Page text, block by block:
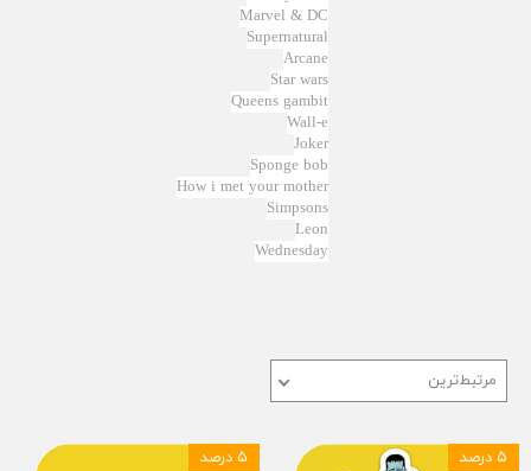
مرتبط‌ترین
۵ درصد ۵ درصد
Marvel & DC
Supernatural
Arcane
Star wars
Queens gambit
Wall-e
Joker
Sponge bob
How i met your mother
Simpsons
Leon
Wednesday